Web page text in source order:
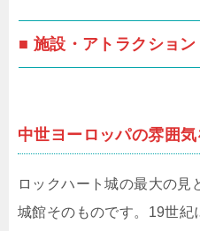
■ 施設・アトラクション
中世ヨーロッパの雰囲
ロックハート城の最大の見
城館そのものです。19世紀